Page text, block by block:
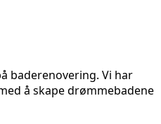
baderenovering. Vi har
å skape drømmebadene